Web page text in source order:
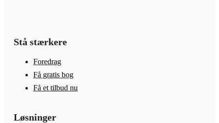
Stå stærkere
Foredrag
Få gratis bog
Få et tilbud nu
Løsninger